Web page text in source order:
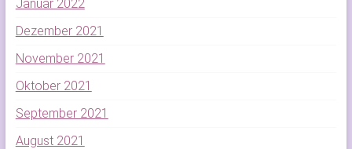
Januar 2022
Dezember 2021
November 2021
Oktober 2021
September 2021
August 2021